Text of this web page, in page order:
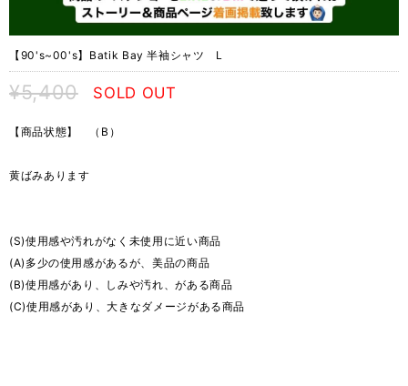
【90's~00's】Batik Bay 半袖シャツ L
¥5,400 SOLD OUT
【商品状態】 （B）
黄ばみあります
(S)使用感や汚れがなく未使用に近い商品
(A)多少の使用感があるが、美品の商品
(B)使用感があり、しみや汚れ、がある商品
(C)使用感があり、大きなダメージがある商品